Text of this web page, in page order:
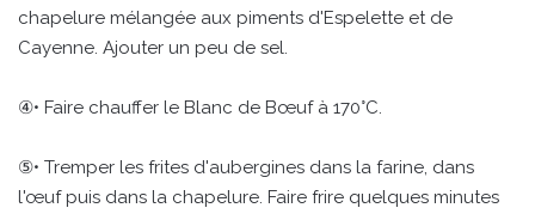
chapelure mélangée aux piments d'Espelette et de
Cayenne. Ajouter un peu de sel.
④• Faire chauffer le Blanc de Bœuf à 170°C.
⑤• Tremper les frites d'aubergines dans la farine, dans
l'œuf puis dans la chapelure. Faire frire quelques minutes